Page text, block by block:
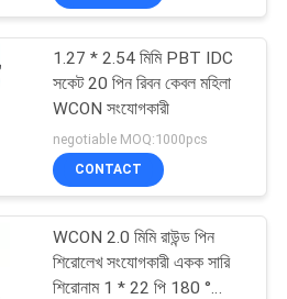
1.27 * 2.54 মিমি PBT IDC
সকেট 20 পিন রিবন কেবল মহিলা
WCON সংযোগকারী
negotiable MOQ:1000pcs
CONTACT
WCON 2.0 মিমি রাউন্ড পিন
শিরোলেখ সংযোগকারী একক সারি
শিরোনাম 1 * 22 পি 180 °